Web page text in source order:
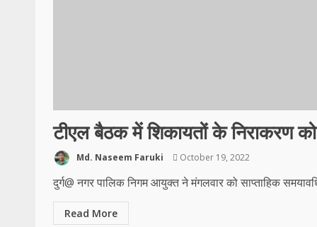
टीएल बैठक में शिकायतों के निराकरण
Md. Naseem Faruki October 19, 2022
दुर्ग@ नगर पालिक निगम आयुक्त ने मंगलवार को साप्ताहिक
Read More